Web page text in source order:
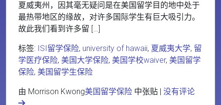
夏威夷州，因其毫无疑问是在美国留学目的地中处于
最热带地区的缘故，对许多国际学生有巨大吸引力。
故此我们看到许多留 […]
标签: ISI留学保险, university of hawaii, 夏威夷大学, 留
学医疗保险, 美国大学保险, 美国学校waiver, 美国留学
保险, 美国留学生保险
由 Morrison Kwong美国留学保险 中张贴 | 没有评论